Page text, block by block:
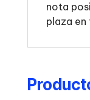
nota
plaza en